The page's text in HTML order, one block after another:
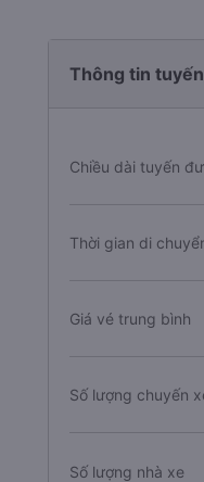
Thông tin
Chiều dài tuyến
Thời gian di
Giá vé trung bình
Số lượng chuyến
Số lượng nhà xe